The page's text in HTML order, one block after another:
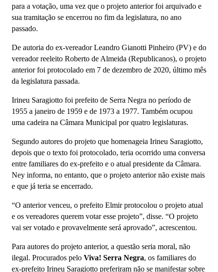
para a votação, uma vez que o projeto anterior foi arquivado e
sua tramitação se encerrou no fim da legislatura, no ano
passado.
De autoria do ex-vereador Leandro Gianotti Pinheiro (PV) e do
vereador reeleito Roberto de Almeida (Republicanos), o projeto
anterior foi protocolado em 7 de dezembro de 2020, último mês
da legislatura passada.
Irineu Saragiotto foi prefeito de Serra Negra no período de
1955 a janeiro de 1959 e de 1973 a 1977. Também ocupou
uma cadeira na Câmara Municipal por quatro legislaturas.
Segundo autores do projeto que homenageia Irineu Saragiotto,
depois que o texto foi protocolado, teria ocorrido uma conversa
entre familiares do ex-prefeito e o atual presidente da Câmara.
Ney informa, no entanto, que o projeto anterior não existe mais
e que já teria se encerrado.
“O anterior venceu, o prefeito Elmir protocolou o projeto atual
e os vereadores querem votar esse projeto”, disse. “O projeto
vai ser votado e provavelmente será aprovado”, acrescentou.
Para autores do projeto anterior, a questão seria moral, não
ilegal. Procurados pelo Viva! Serra Negra, os familiares do
ex-prefeito Irineu Saragiotto preferiram não se manifestar sobre